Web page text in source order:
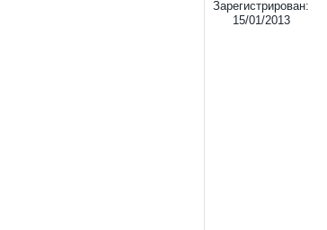
Зарегистрирован:
15/01/2013